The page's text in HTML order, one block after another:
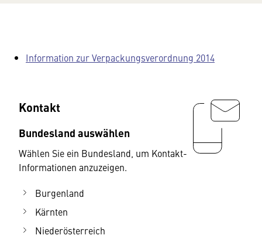
Information zur Verpackungsverordnung 2014
Kontakt
Bundesland auswählen
Wählen Sie ein Bundesland, um Kontakt-
Informationen anzuzeigen.
Burgenland
Kärnten
Niederösterreich